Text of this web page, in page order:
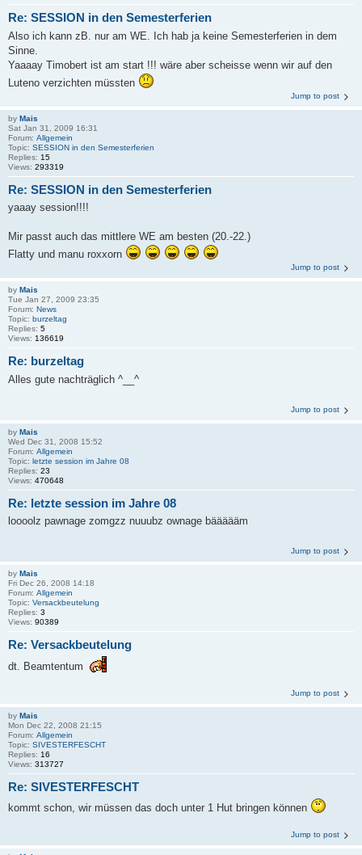
Re: SESSION in den Semesterferien
Also ich kann zB. nur am WE. Ich hab ja keine Semesterferien in dem
Sinne.
Yaaaay Timobert ist am start !!! wäre aber scheisse wenn wir auf den
Luteno verzichten müssten
Jump to post
by Mais
Sat Jan 31, 2009 16:31
Forum: Allgemein
Topic: SESSION in den Semesterferien
Replies: 15
Views: 293319
Re: SESSION in den Semesterferien
yaaay session!!!!
Mir passt auch das mittlere WE am besten (20.-22.)
Flatty und manu roxxorn
Jump to post
by Mais
Tue Jan 27, 2009 23:35
Forum: News
Topic: burzeltag
Replies: 5
Views: 136619
Re: burzeltag
Alles gute nachträglich ^__^
Jump to post
by Mais
Wed Dec 31, 2008 15:52
Forum: Allgemein
Topic: letzte session im Jahre 08
Replies: 23
Views: 470648
Re: letzte session im Jahre 08
loooolz pawnage zomgzz nuuubz ownage bäääääm
Jump to post
by Mais
Fri Dec 26, 2008 14:18
Forum: Allgemein
Topic: Versackbeutelung
Replies: 3
Views: 90389
Re: Versackbeutelung
dt. Beamtentum
Jump to post
by Mais
Mon Dec 22, 2008 21:15
Forum: Allgemein
Topic: SIVESTERFESCHT
Replies: 16
Views: 313727
Re: SIVESTERFESCHT
kommt schon, wir müssen das doch unter 1 Hut bringen können
Jump to post